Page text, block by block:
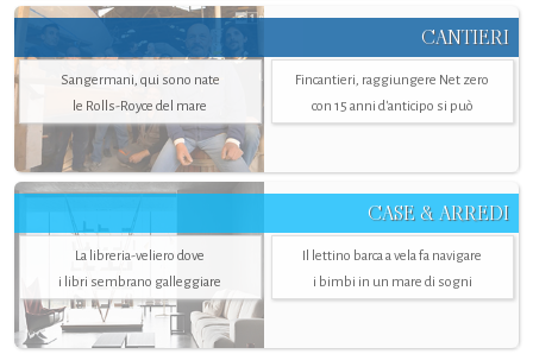
CANTIERI
Sangermani, qui sono nate
le Rolls-Royce del mare
Fincantieri, raggiungere Net zero
con 15 anni d'anticipo si può
CASE & ARREDI
La libreria-veliero dove
i libri sembrano galleggiare
Il lettino barca a vela fa navigare
i bimbi in un mare di sogni